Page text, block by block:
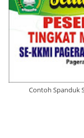
Contoh Spanduk